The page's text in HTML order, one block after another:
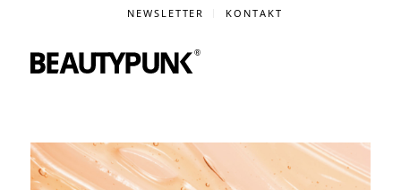
NEWSLETTER KONTAKT